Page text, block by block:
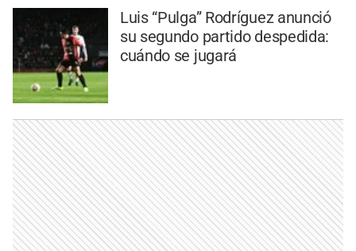
Luis “Pulga” Rodríguez anunció
su segundo partido despedida:
cuándo se jugará